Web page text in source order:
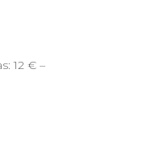
12 € –